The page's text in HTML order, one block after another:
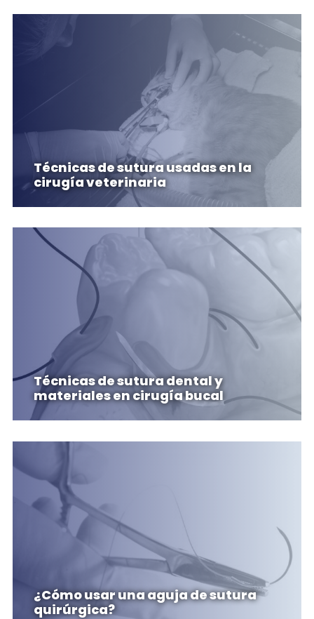
Técnicas de sutura usadas en la
cirugía veterinaria
Técnicas de sutura dental y
materiales en cirugía bucal
¿Cómo usar una aguja de sutura
quirúrgica?